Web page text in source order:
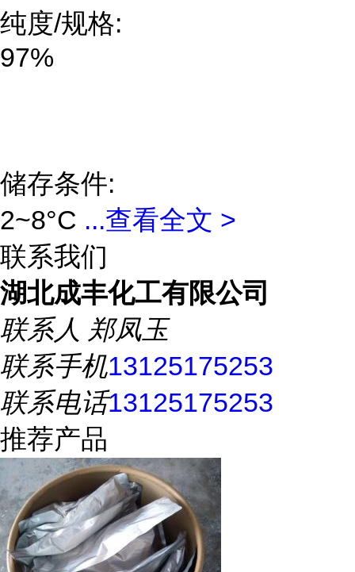
纯度/规格:
97%
储存条件:
2~8°C ...查看全文 >
联系我们
湖北成丰化工有限公司
联系人 郑凤玉
联系手机13125175253
联系电话13125175253
推荐产品